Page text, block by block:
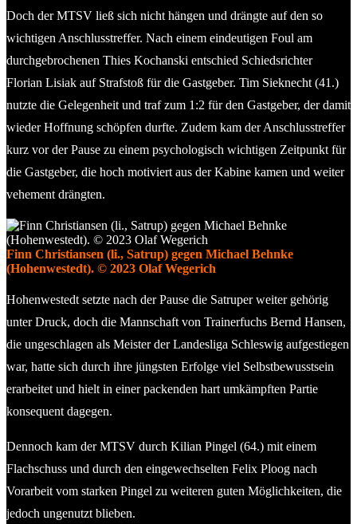
Doch der MTSV ließ sich nicht hängen und drängte auf den so
wichtigen Anschlusstreffer. Nach einem eindeutigen Foul am
durchgebrochenen Thies Kochanski entschied Schiedsrichter
Florian Lisiak auf Strafstoß für die Gastgeber. Tim Sieknecht (41.)
nutzte die Gelegenheit und traf zum 1:2 für den Gastgeber, der damit
wieder Hoffnung schöpfen durfte. Zudem kam der Anschlusstreffer
kurz vor der Pause zu einem psychologisch wichtigen Zeitpunkt für
die Gastgeber, die hoch motiviert aus der Kabine kamen und weiter
vehement drängten.
Finn Christiansen (li., Satrup) gegen Michael Behnke
(Hohenwestedt). © 2023 Olaf Wegerich
Hohenwestedt setzte nach der Pause die Satruper weiter gehörig
unter Druck, doch die Mannschaft von Trainerfuchs Bernd Hansen,
die ungeschlagen als Meister der Landesliga Schleswig aufgestiegen
war, hatte sich durch ihre jüngsten Erfolge viel Selbstbewusstsein
erarbeitet und hielt in einer packenden hart umkämpften Partie
konsequent dagegen.
Dennoch kam der MTSV durch Kilian Pingel (64.) mit einem
Flachschuss und durch den eingewechselten Felix Ploog nach
Vorarbeit vom starken Pingel zu weiteren guten Möglichkeiten, die
jedoch ungenutzt blieben.